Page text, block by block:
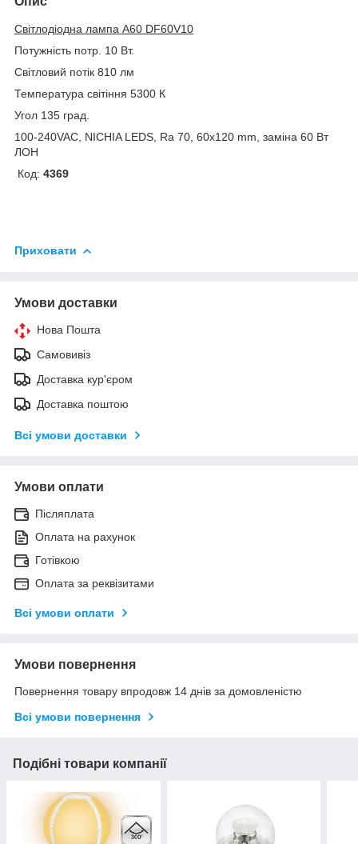
Світлодіодна лампа A60 DF60V10
Потужність потр. 10 Вт.
Світловий потік 810 лм
Температура світіння 5300 К
Угол 135 град.
100-240VAC, NICHIA LEDS, Ra 70, 60x120 mm, заміна 60 Вт
ЛОН
Код: 4369
Приховати
Умови доставки
Нова Пошта
Самовивіз
Доставка кур'єром
Доставка поштою
Всі умови доставки
Умови оплати
Післяплата
Оплата на рахунок
Готівкою
Оплата за реквізитами
Всі умови оплати
Умови повернення
Повернення товару впродовж 14 днів за домовленістю
Всі умови повернення
Подібні товари компанії